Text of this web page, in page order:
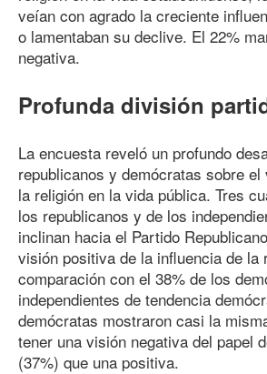
veían con agrado la creciente
o lamentaban su declive. El 22%
negativa.
Profunda división
La encuesta reveló un profundo
republicanos y demócratas sobre el
la religión en la vida pública. Tres
los republicanos y de los
inclinan hacia el Partido
visión positiva de la influencia de la
comparación con el 38% de los
independientes de tendencia
demócratas mostraron casi la
tener una visión negativa del papel
(37%) que una positiva.